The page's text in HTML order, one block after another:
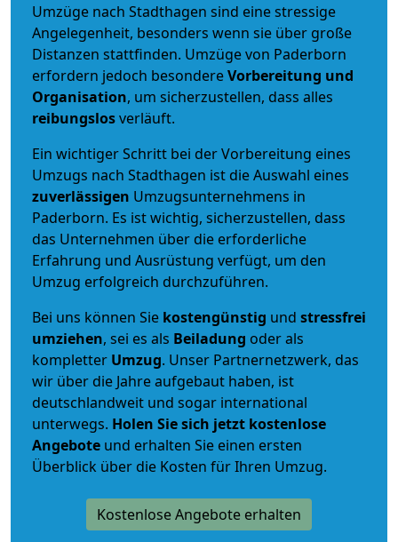
Umzüge nach Stadthagen sind eine stressige
Angelegenheit, besonders wenn sie über große
Distanzen stattfinden. Umzüge von Paderborn
erfordern jedoch besondereVorbereitung und
Organisation, um sicherzustellen, dass alles
reibungslosverläuft.
Ein wichtiger Schritt bei der Vorbereitung eines
Umzugs nach Stadthagen ist die Auswahl eines
zuverlässigen Umzugsunternehmens in
Paderborn. Es ist wichtig, sicherzustellen, dass
das Unternehmen über die erforderliche
Erfahrung und Ausrüstung verfügt, um den
Umzug erfolgreich durchzuführen.
Bei uns können Sie kostengünstig und stressfrei
umziehen, sei es als Beiladung oder als
kompletter Umzug. Unser Partnernetzwerk, das
wir über die Jahre aufgebaut haben, ist
deutschlandweit und sogar international
unterwegs. Holen Sie sich jetzt kostenlose
Angebote und erhalten Sie einen ersten
Überblick über die Kosten für Ihren Umzug.
Kostenlose Angebote erhalten